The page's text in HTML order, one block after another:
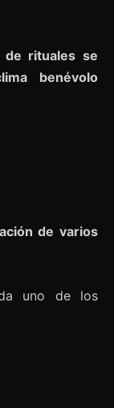
de rituales se
benévolo
de varios
uno de los